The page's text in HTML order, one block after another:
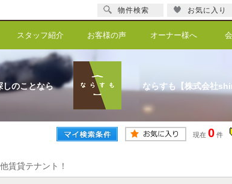
スタッフ紹介 お客様の声 オーナー様へ
しのことなら ならすも【株式会社
現在 0 件
賃貸テナント！
物件検索 お気に入り